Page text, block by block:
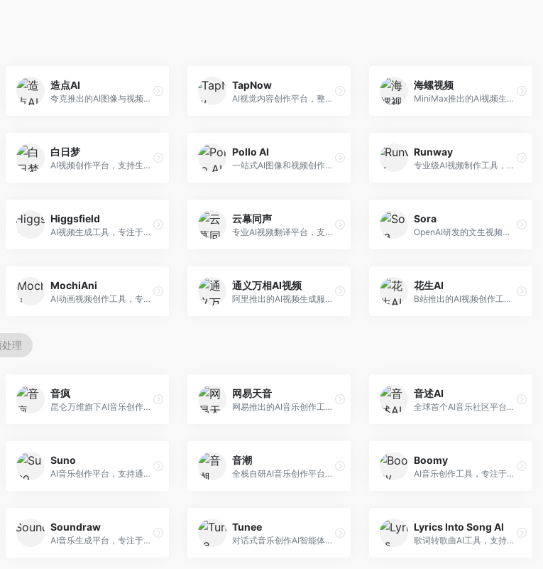
造点AI
夸克推出的AI图像与视频创作平台。面向普通用户和内容创作者，提供文生图、文生视频等功能，操作简便，与夸克生态深度整合。
TapNow
AI视觉内容创作平台，整合图像与视频生成能力。面向内容创作者，提供文生图、文生视频、智能编辑等服务，创作工具丰富，一站式体验便捷。
海螺视频
MiniMax推出的AI视频生成工具，支持高质量视频创作。面向内容创作者，提供文生视频、视频编辑等功能，生成速度快，视频效果自然流畅。
白日梦
AI视频创作平台，支持生成长达50分钟的长视频内容。面向长视频创作者和内容生产者，支持故事视频生成、视频编辑等功能，适合叙事性内容创作。
Pollo AI
一站式AI图像和视频创作平台，整合多种生成工具。面向内容创作者，提供文生图、文生视频、视频编辑等服务，创作工具全面，一站式体验便捷。
Runway
专业级AI视频制作工具，支持视频生成与编辑。面向影视制作人和创意工作者，提供文生视频、视频编辑、绿幕抠像等专业功能，视频处理能力强，适合专业创作场景。
Higgsfield
AI视频生成工具，专注于高质量视频内容创作。面向视频创作者和营销人员，支持文生视频、视频编辑等功能，视频效果逼真，适合商业应用。
云幕同声
专业AI视频翻译平台，支持视频多语言配音和字幕生成。面向跨境电商和内容出海从业者，提供视频翻译、配音、字幕生成等服务，多语言支持完善。
Sora
OpenAI研发的文生视频大模型，可根据文字描述生成长达60秒的高清视频。面向影视创作者、广告从业者和内容生产者，视频连贯性强，物理世界理解准确，代表了AI视频生成的最高水平。
MochiAni
AI动画视频创作工具，专注于动画内容生成。面向动画创作者和二次元内容生产者，支持动画风格视频生成，动画效果流畅，适合动漫内容创作。
通义万相AI视频
阿里推出的AI视频生成服务，整合图像与视频创作能力。面向电商和营销从业者，支持商品视频生成、营销视频制作等服务，商业应用场景丰富。
花生AI
B站推出的AI视频创作工具，专注于短视频内容生成。面向B站创作者，支持视频生成、视频编辑等功能，与B站平台深度整合，创作效率高。
理
音疯
昆仑万维旗下AI音乐创作平台，专注于音乐内容生成。面向音乐爱好者和内容创作者，提供多种风格音乐生成，操作简便，创作速度快。
网易天音
网易推出的AI音乐创作工具，支持作词、作曲与编曲。面向音乐爱好者和独立音乐人，提供歌词生成、旋律创作、编曲制作等服务，与网易云音乐生态深度整合。
音述AI
全球首个AI音乐社区平台，整合创作与分享功能。面向音乐创作者和爱好者，提供音乐创作、作品分享、社区交流等服务，社区氛围活跃。
Suno
AI音乐创作平台，支持通过文字描述生成完整歌曲，包含歌词、旋律和人声。面向音乐爱好者、内容创作者和独立音乐人，操作门槛低，创作速度快，支持多种音乐风格，为音乐创作带来全新可能。
音潮
全栈自研AI音乐创作平台，支持从创作到发布的完整流程。面向独立音乐人和音乐工作室，提供作词作曲、编曲混音、音乐发布等服务，创作工具专业。
Boomy
AI音乐创作工具，专注于快速音乐生成与发布。面向音乐爱好者和业余创作者，支持一键生成原创音乐，可直接发布到音乐平台，创作门槛低。
Soundraw
AI音乐生成平台，专注于免版税音乐创作。面向视频创作者和内容制作者，提供背景音乐生成、音乐定制等服务，音乐版权清晰，适合视频配乐场景。
Tunee
对话式音乐创作AI智能体，支持自然语言交互创作。面向音乐爱好者，通过对话方式完成音乐创作，交互体验友好，创作过程直观。
Lyrics Into Song AI
歌词转歌曲AI工具，支持将歌词转化为完整歌曲。面向歌词创作者和音乐爱好者，提供歌词谱曲、编曲制作等服务，歌词音乐化效率高。